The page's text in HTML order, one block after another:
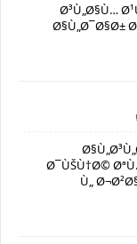
Ø³Ù„Ø§Ù…
Ø§Ù„Ø¯Ø§Ø±
Ø¯ÙŠÙ†Ø©
Ù„